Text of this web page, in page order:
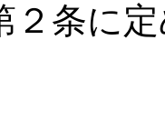
２条に